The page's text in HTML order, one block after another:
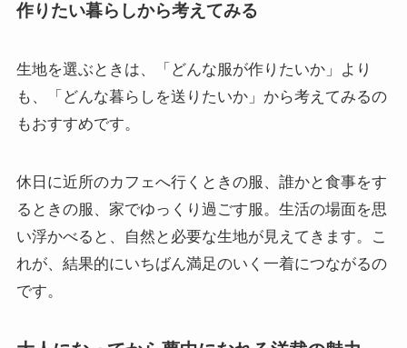
作りたい暮らしから考えてみる
生地を選ぶときは、「どんな服が作りたいか」より
も、「どんな暮らしを送りたいか」から考えてみるの
もおすすめです。
休日に近所のカフェへ行くときの服、誰かと食事をす
るときの服、家でゆっくり過ごす服。生活の場面を思
い浮かべると、自然と必要な生地が見えてきます。こ
れが、結果的にいちばん満足のいく一着につながるの
です。